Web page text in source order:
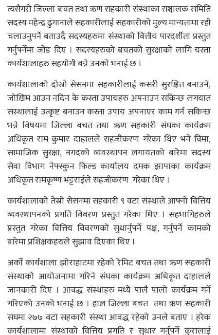
त्यसैगरी जिल्ला बचत तथा ऋण सहकारी संस्थाका सञ्चालक समिति
सदस्य महेन्द्र ढुंगानाले सहकारीलाई सहकारीको मुल्य मान्यतामा रही
चलाउनुपर्ने बताउदै सदस्यहरुमा संस्थाको वित्तीय पारदर्शीता प्रस्तुत
गर्नुपर्नेमा जोड दिए । सदस्यहरुको बचतको सुरक्षाको लागि यस्ता
कार्यशालाहरु सहयोगी बन्ने उनको भनाई छ ।
कार्यशालाको दोस्रो सेसनमा सहकारीलाई कसरी सुरक्षित बनाउने,
जोखिम आउन नदिन के कस्ता उपायहरु अपनाउन सकिन्छ लगयात
संस्थालाई उत्कृष्ट बनाउन कस्ता उपाय अपनाएर काम गर्न सकिन्छ
भन्ने विषयमा जिल्ला बचत तथा ऋण सहकारी संघका कार्यक्रम
अधिकृत राम कुमार दाहालले सहजीकरण गरेका थिए भने विमा,
सामाजिक सुरक्षा, नगदको व्यवस्थापन लगायतको बारेमा सदस्य
सेवा विभाग नेफ्स्कुन फिल्ड कार्यालय दमक झापाका कार्यक्रम
अधिकृत रामकृष्ण भट्टराईले सहजीकरण गरेका थिए ।
कार्यशालाको तेस्रो सेसनमा सहकारी ९ वटा संस्थाले आफ्नो वित्तिय
व्यवस्थापनको प्रगति विवरण प्रस्तुत गरेका थिए । सहभागिहरुले
प्रस्तुत गरेका वित्तिय विवरणको सुधार्नुपर्ने पक्ष, गर्नुपर्ने कामको
बारेमा प्रशिक्षकहरुले सुझाव दिएका थिए ।
अर्को कार्यशाला झोराहाटमा रहेको रेमिट बचत तथा ऋण सहकारी
संस्थाको आयोजनामा गरिने संघका कार्यक्रम अधिकृत दाहालले
जानकारी दिए । आवद्ध संस्थाहरु मध्ये पालै पालो कार्यक्रम गर्ने
गरिएको उनको भनाई छ । हाल जिल्ला बचत तथा ऋण सहकारी
संघमा २७७ वटा सहकारी संस्था आवद्ध रहेको उनले बताए । हरेक
कार्यशालामा संस्थाको वित्तिय प्रगति र सुधार गर्नुपर्ने कुरालाई